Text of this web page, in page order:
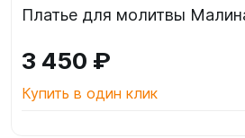
Платье для молитвы
3 450 ₽
Купить в один клик